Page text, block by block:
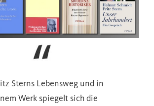
Sterns Lebensweg und in
Werk spiegelt sich die